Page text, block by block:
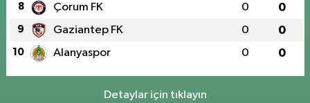
8 Çorum FK 0 0
9 Gaziantep FK 0 0
10 Alanyaspor 0 0
Detaylar için tıklayın